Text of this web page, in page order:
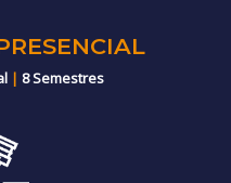
| 8 Semestres